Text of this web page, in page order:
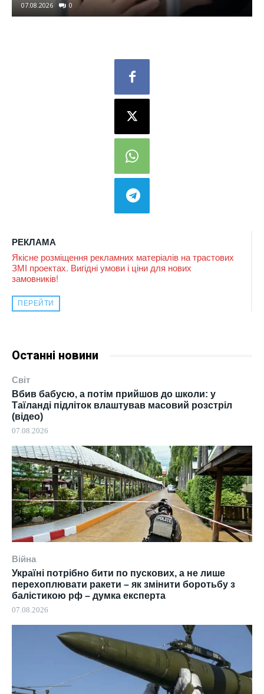
РЕКЛАМА
Якісне розміщення рекламних матеріалів на трастових
ЗМІ проектах. Вигідні умови і ціни для нових
замовників!
ПЕРЕЙТИ
Останні новини
Світ
Вбив бабусю, а потім прийшов до школи: у
Таїланді підліток влаштував масовий розстріл
(відео)
07.08.2026
Війна
Україні потрібно бити по пускових, а не лише
перехоплювати ракети – як змінити боротьбу з
балістикою рф – думка експерта
07.08.2026
07.08.2026 0